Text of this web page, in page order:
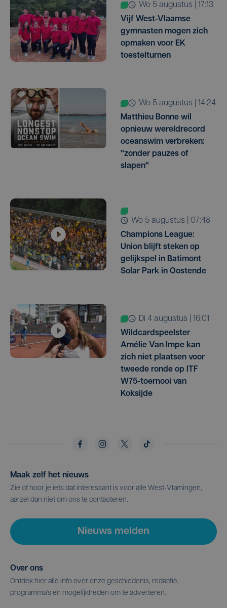
wo 5 augustus | 17:13
Vijf West-Vlaamse
gymnasten mogen zich
opmaken voor EK
toestelturnen
wo 5 augustus | 14:24
Matthieu Bonne wil
opnieuw wereldrecord
oceanswim verbreken:
"zonder pauzes of
slapen"
wo 5 augustus | 07:48
Champions League:
Union blijft steken op
gelijkspel in Batimont
Solar Park in Oostende
di 4 augustus | 16:01
Wildcardspeelster
Amélie Van Impe kan
zich niet plaatsen voor
tweede ronde op ITF
W75-toernooi van
Koksijde
Maak zelf het nieuws
Zie of hoor je iets dat interessant is voor alle West-Vlamingen,
aarzel dan niet om ons te contacteren.
Nieuws melden
Over ons
Ontdek hier alle info over onze geschiedenis, redactie,
programma's en mogelijkheden om te adverteren.